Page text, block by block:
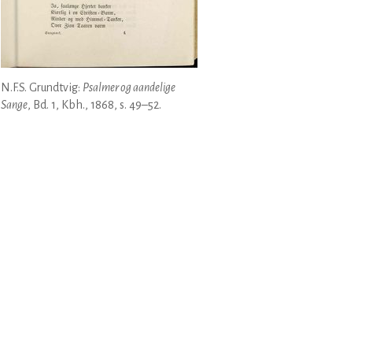
N.F.S. Grundtvig: Psalmer og aandelige
Sange, Bd. 1, Kbh., 1868, s. 49–52.